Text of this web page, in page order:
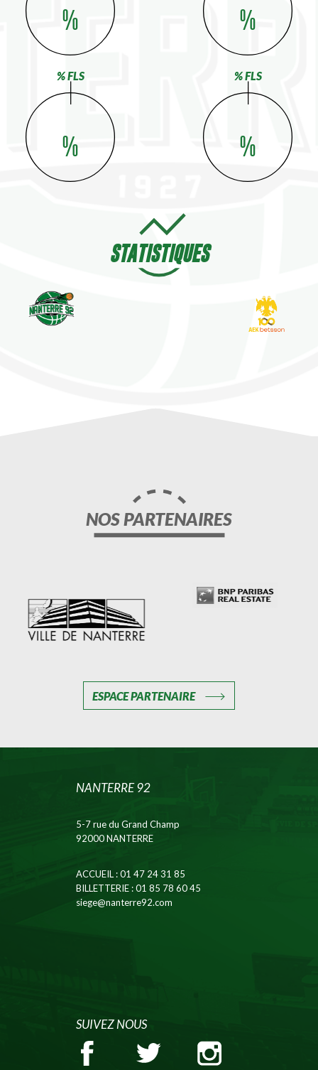
%
% FLS
%
STATISTIQUES
%
% FLS
%
NOS PARTENAIRES
ESPACE PARTENAIRE
NANTERRE 92
5-7 rue du Grand Champ
92000 NANTERRE
ACCUEIL: 01 47 24 31 85
BILLETTERIE: 01 85 78 60 45
siege@nanterre92.com
SUIVEZ NOUS